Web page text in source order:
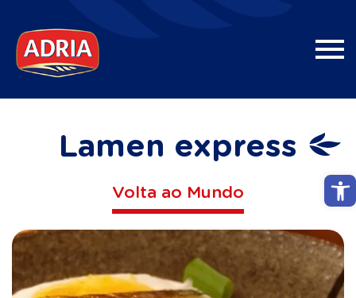
Lamen express
Volta ao Mundo